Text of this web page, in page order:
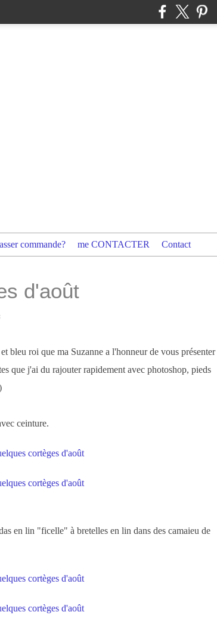
commande? me CONTACTER Contact
d'août
bleu roi que ma Suzanne a l'honneur de vous présenter
que j'ai du rajouter rapidement avec photoshop, pieds
ceinture.
en lin "ficelle" à bretelles en lin dans des camaieu de